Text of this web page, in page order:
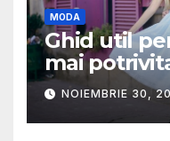
MODA
Ghid util
mai
NOIEMBRIE 30,